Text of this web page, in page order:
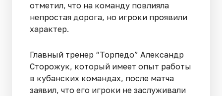
отметил, что на команду повлияла
непростая дорога, но игроки проявили
характер.
Главный тренер “Торпедо” Александр
Сторожук, который имеет опыт работы
в кубанских командах, после матча
заявил, что его игроки не заслуживали